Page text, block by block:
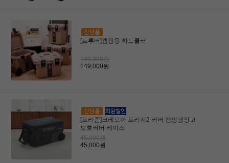
[트루버]캠핑용 하드쿨러
149,000원
149,000원
[프리즘]크레모아 프리지2 커버 캠핑냉장고
보호커버 케이스
45,000원
45,000원